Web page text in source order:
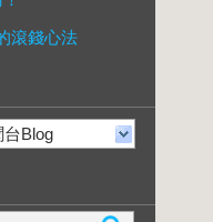
滾錢心法
Blog